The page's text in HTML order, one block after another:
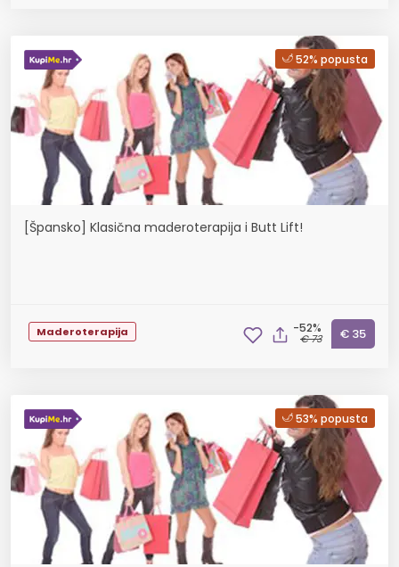
52% popusta
[Špansko] Klasična maderoterapija i Butt Lift!
Maderoterapija -52%
€ 73 € 35
53% popusta